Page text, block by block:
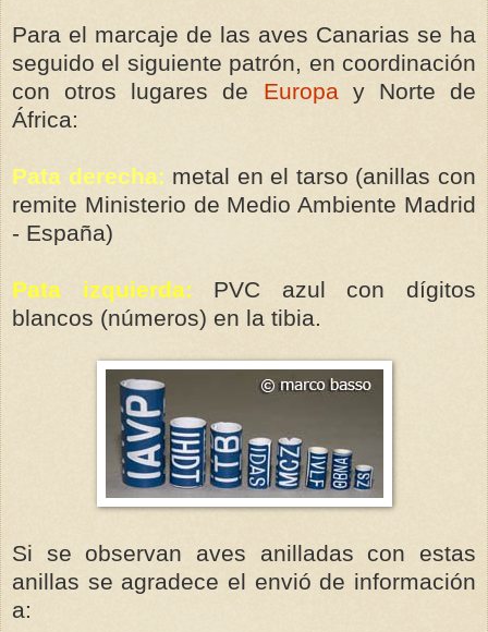
Para el marcaje de las aves Canarias se ha
seguido el siguiente patrón, en coordinación
con otros lugares de Europay Norte de
África:
Pata derecha: metal en el tarso (anillas con
remite Ministerio de Medio Ambiente Madrid
- España)
Pata izquierda: PVC azul con dígitos
blancos (números) en la tibia.
Si se observan aves anilladas con estas
anillas se agradece el envió de información
a: